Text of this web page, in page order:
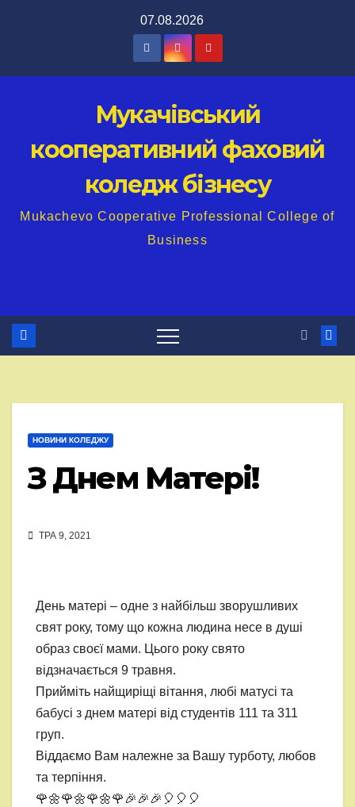
07.08.2026
Мукачівський
кооперативний фаховий
коледж бізнесу
Mukachevo Cooperative Professional College of
Business
НОВИНИ КОЛЕДЖУ
З Днем Матері!
ТРА 9, 2021
День матері – одне з найбільш зворушливих
свят року, тому що кожна людина несе в душі
образ своєї мами. Цього року свято
відзначається 9 травня.
Прийміть найщиріщі вітання, любі матусі та
бабусі з днем матері від студентів 111 та 311
груп.
Віддаємо Вам належне за Вашу турботу, любов
та терпіння.
🌹🌼🌹🌼🌹🌼🌹🎉🎉🎉🎈🎈🎈